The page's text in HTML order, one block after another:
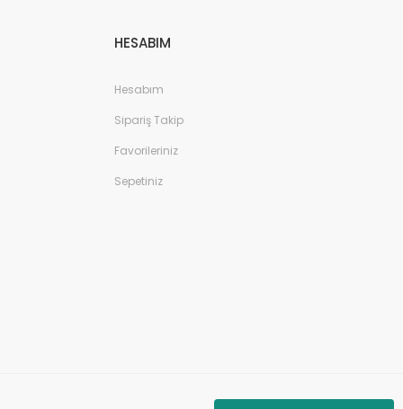
HESABIM
Hesabım
Sipariş Takip
Favorileriniz
Sepetiniz